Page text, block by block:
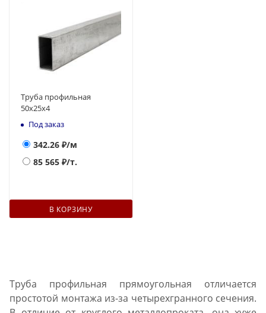
Труба профильная
50х25х4
Под заказ
342.26 ₽/м
85 565 ₽/т.
В КОРЗИНУ
Труба профильная прямоугольная отличается
простотой монтажа из-за четырехгранного сечения.